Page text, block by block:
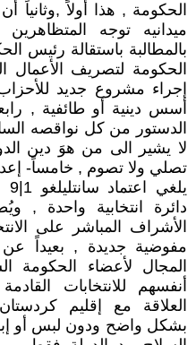
الحكومة , هذا أولاً ,وثانياً
ميدانيه توجه المتظاهرين
بالمطالبة باستقالة رئيس
الحكومة لتصريف الأعمال
إجراء مشروع جديد
أسس دينية أو طائفية ,
الدستور من كل نواقصه
لا يشير الى من هوَ دين
تصلي ولا تصوم , خامساً-
دائرة انتخابية واحدة ,
الأشراف المباشر على
مفوضية جديدة , بعيداً
المجال لأعضاء الحكومة
أنفسهم للانتخابات
العلاقة مع إقليم
بشكل واضح ودون لبس أو